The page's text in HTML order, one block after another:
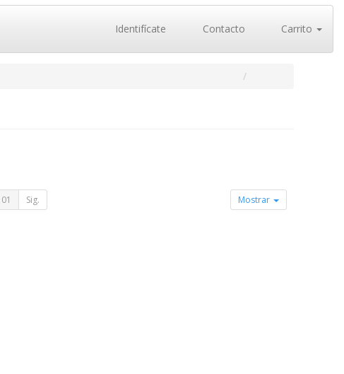
Identifícate Contacto Carrito
01 Sig. Mostrar